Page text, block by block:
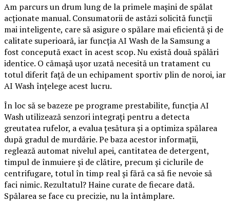
Am parcurs un drum lung de la primele mașini de spălat
acționate manual. Consumatorii de astăzi solicită funcții
mai inteligente, care să asigure o spălare mai eficientă și de
calitate superioară, iar funcția AI Wash de la Samsung a
fost concepută exact în acest scop. Nu există două spălări
identice. O cămașă ușor uzată necesită un tratament cu
totul diferit față de un echipament sportiv plin de noroi, iar
AI Wash înțelege acest lucru.
În loc să se bazeze pe programe prestabilite, funcția AI
Wash utilizează senzori integrați pentru a detecta
greutatea rufelor, a evalua țesătura și a optimiza spălarea
după gradul de murdărie. Pe baza acestor informații,
reglează automat nivelul apei, cantitatea de detergent,
timpul de înmuiere și de clătire, precum și ciclurile de
centrifugare, totul în timp real și fără ca să fie nevoie să
faci nimic. Rezultatul? Haine curate de fiecare dată.
Spălarea se face cu precizie, nu la întâmplare.